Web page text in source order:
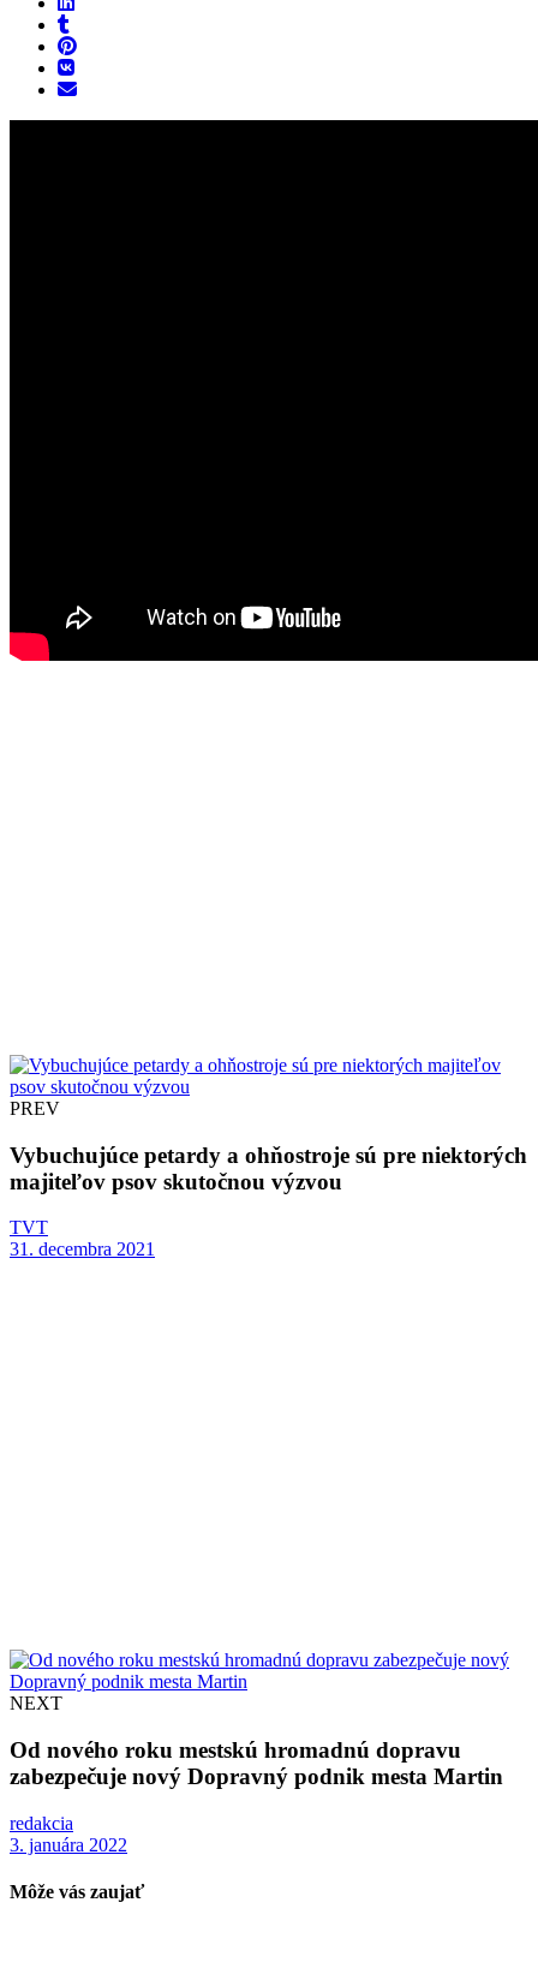
PREV
Vybuchujúce petardy a ohňostroje sú pre niektorých
majiteľov psov skutočnou výzvou
TVT
31. decembra 2021
NEXT
Od nového roku mestskú hromadnú dopravu
zabezpečuje nový Dopravný podnik mesta Martin
redakcia
3. januára 2022
Môže vás zaujať